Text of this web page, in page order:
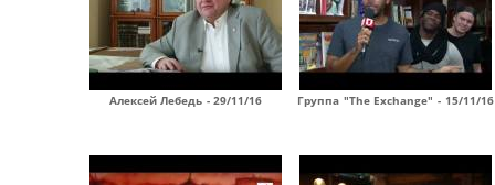
Алексей Лебедь - 29/11/16 Группа "The Exchange" - 15/11/16